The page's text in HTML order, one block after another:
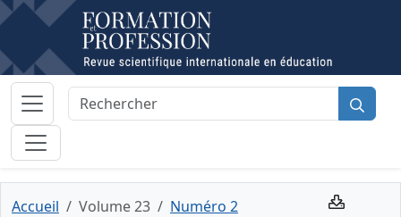
Accueil Volume 23
Numéro 2